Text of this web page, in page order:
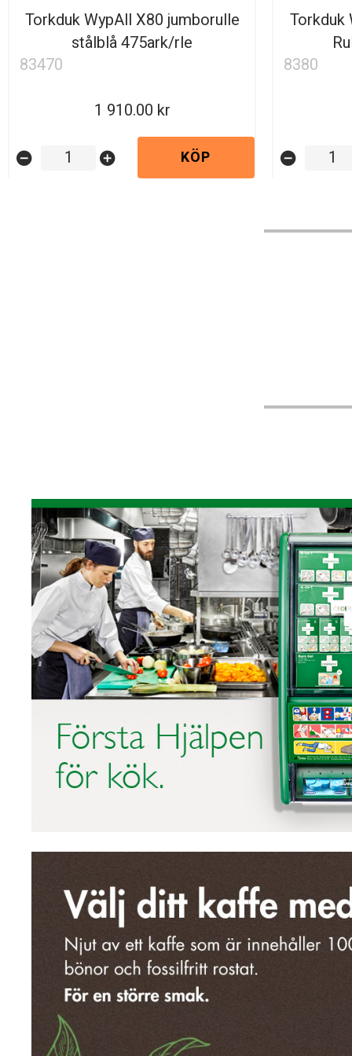
Torkduk WypAll X80 jumborulle
stålblå 475ark/rle
83470
1 910.00
remove_circle add_circle KÖP
Torkduk
8380
remove_circle